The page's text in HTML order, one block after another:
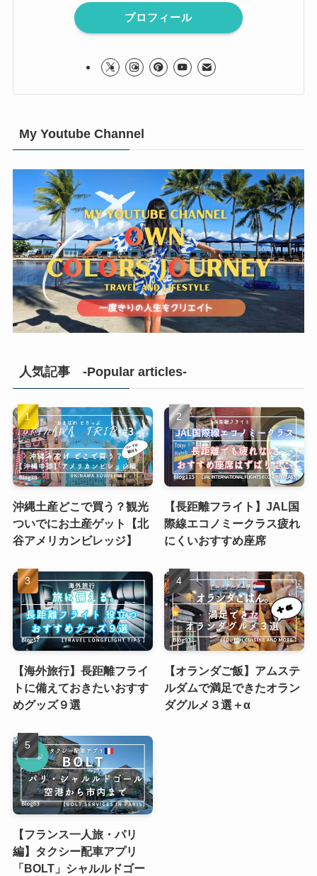
プロフィール
My Youtube Channel
人気記事 -Popular articles-
沖縄土産どこで買う？観光
ついでにお土産ゲット【北
谷アメリカンビレッジ】
【長距離フライト】JAL国
際線エコノミークラス疲れ
にくいおすすめ座席
【海外旅行】長距離フライ
トに備えておきたいおすす
めグッズ９選
【オランダご飯】アムステ
ルダムで満足できたオラン
ダグルメ３選＋α
【フランス一人旅・パリ
編】タクシー配車アプリ
「BOLT」シャルルドゴー